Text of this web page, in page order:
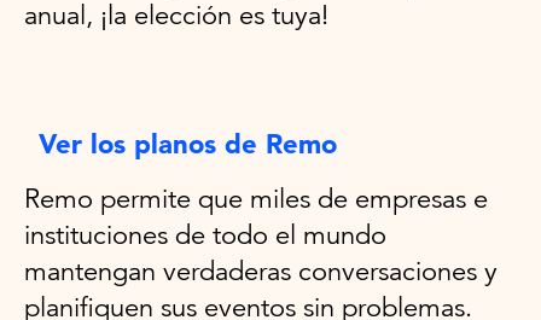
anual, ¡la elección es tuya!
Ver los planos de Remo
Remo permite que miles de empresas e
instituciones de todo el mundo
mantengan verdaderas conversaciones y
planifiquen sus eventos sin problemas.